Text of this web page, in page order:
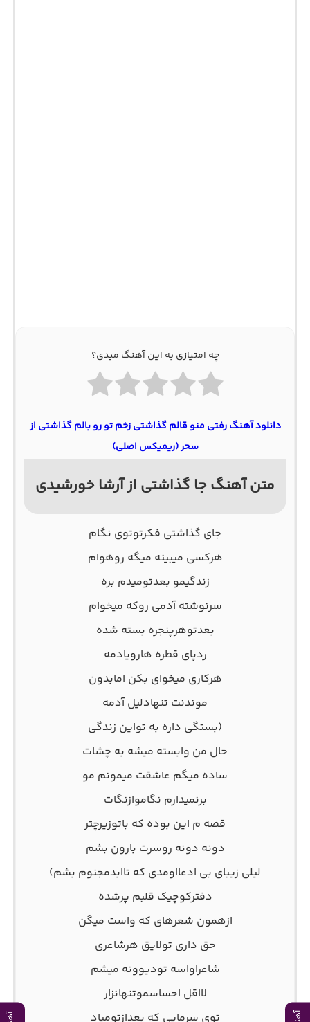
چه امتیازی به این آهنگ میدی؟
دانلود آهنگ رفتی منو قالم گذاشتی زخم تو رو بالم گذاشتی از
سحر (ریمیکس اصلی)
متن آهنگ جا گذاشتی از آرشا خورشیدی
جای گذاشتی فکرتوتوی نگام
هرکسی میبینه میگه روهوام
زندگیمو بعدتومیدم بره
سرنوشته آدمی روکه میخوام
بعدتوهرپنجره بسته شده
ردپای قطره هارویادمه
هرکاری میخوای بکن امابدون
موندنت تنهادلیل آدمه
(بستگی داره به تواین زندگی
حال من وابسته میشه به چشات
ساده میگم عاشقت میمونم مو
برنمیدارم نگاموازنگات
قصه م این بوده که باتوزیرچتر
دونه دونه روسرت بارون بشم
لیلی زیبای بی ادعااومدی که تاابدمجنوم بشم)
دفترکوچیک قلبم پرشده
ازهمون شعرهای که واست میگن
حق داری تولایق هرشاعری
شاعراواسه تودیوونه میشم
لااقل احساسموتنهانزار
توی سرمایی که بعدازتومیاد